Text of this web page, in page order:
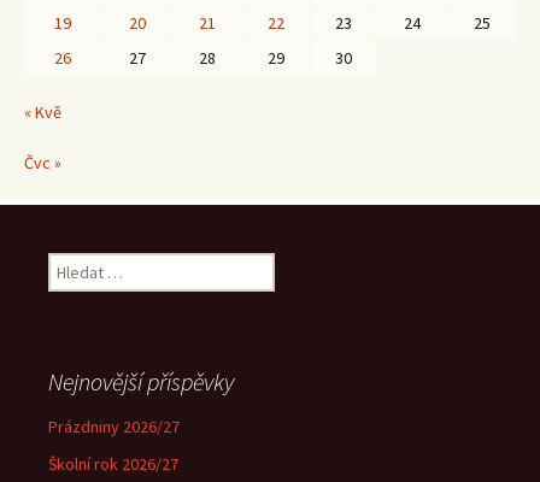
19
20 21 22 23 24
25
26
27 28 29 30
« Kvě
Čvc »
Vyhledávání
Nejnovější příspěvky
Prázdniny 2026/27
Školní rok 2026/27